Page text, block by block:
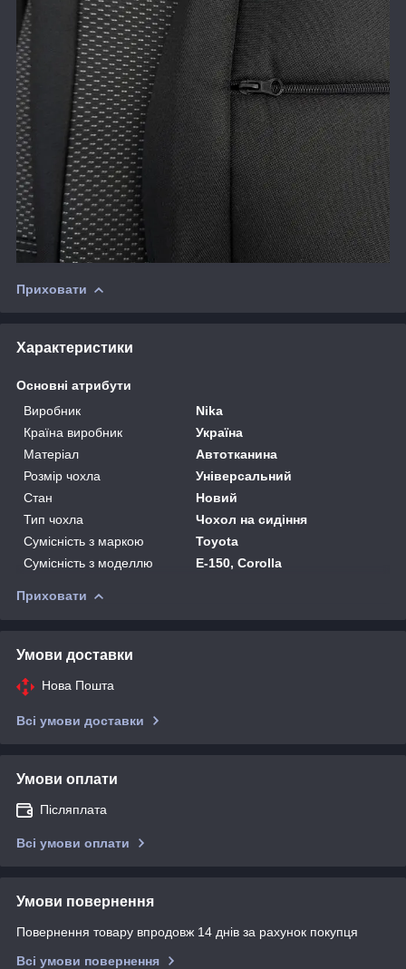
Приховати
Характеристики
Основні атрибути
Виробник
Nika
Країна виробник
Україна
Матеріал
Автотканина
Розмір чохла
Універсальний
Стан
Новий
Тип чохла
Чохол на сидіння
Сумісність з маркою
Toyota
Сумісність з моделлю
E-150, Corolla
Приховати
Умови доставки
Нова Пошта
Всі умови доставки
Умови оплати
Післяплата
Всі умови оплати
Умови повернення
Повернення товару впродовж 14 днів за рахунок покупця
Всі умови повернення